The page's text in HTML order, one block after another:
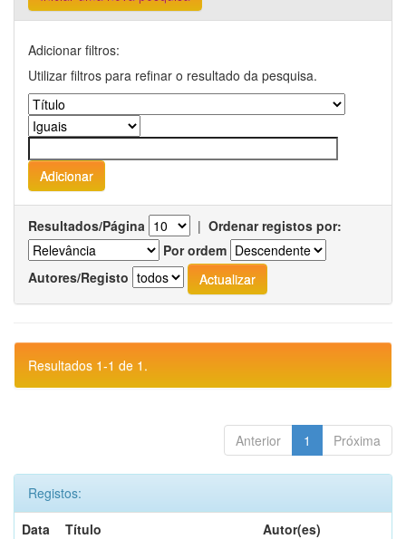
Adicionar filtros:
Utilizar filtros para refinar o resultado da pesquisa.
Resultados/Página | Ordenar registos por:
Por ordem
Autores/Registo
Resultados 1-1 de 1.
Anterior 1 Próxima
Registos:
Data
Título
Autor(es)